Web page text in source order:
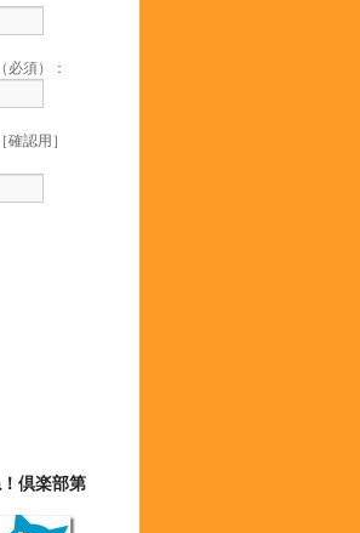
必須）：
認用］
倶楽部第